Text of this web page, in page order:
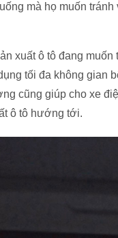
mà họ muốn
xuất ô tô đang
tối đa không gian
cũng giúp cho xe
ô tô hướng tới.